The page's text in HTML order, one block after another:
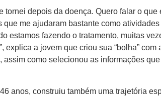
tornei depois da doença. Quero falar o
me ajudaram bastante como
estamos fazendo o tratamento, muitas
explica a jovem que criou sua “bolha”
como selecionou as informações
anos, construiu também uma trajetória